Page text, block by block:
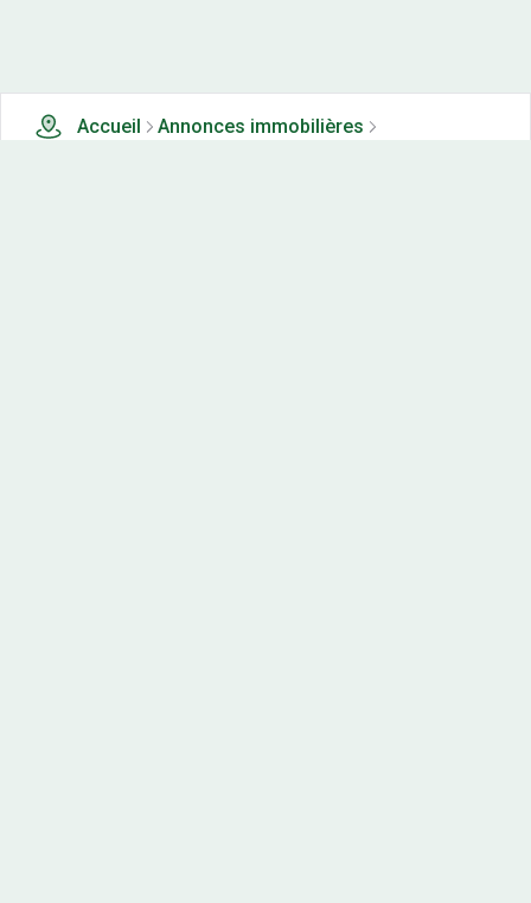
Accueil
Annonces immobilières